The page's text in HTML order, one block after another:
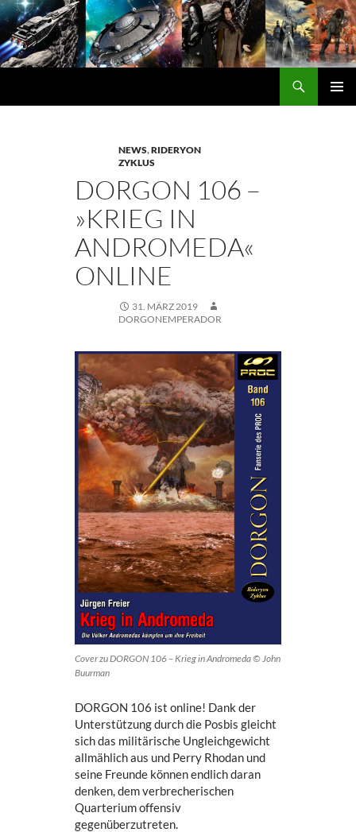
Zum
Inhalt
springen
NEWS,RIDERYON
ZYKLUS
DORGON 106 –
»KRIEG IN
ANDROMEDA«
ONLINE
31. MÄRZ 2019
DORGONEMPERADOR
Cover zu DORGON 106 – Krieg in Andromeda © John
Buurman
DORGON 106 ist online! Dank der
Unterstützung durch die Posbis gleicht
sich das militärische Ungleichgewicht
allmählich aus und Perry Rhodan und
seine Freunde können endlich daran
denken, dem verbrecherischen
Quarterium offensiv
gegenüberzutreten.